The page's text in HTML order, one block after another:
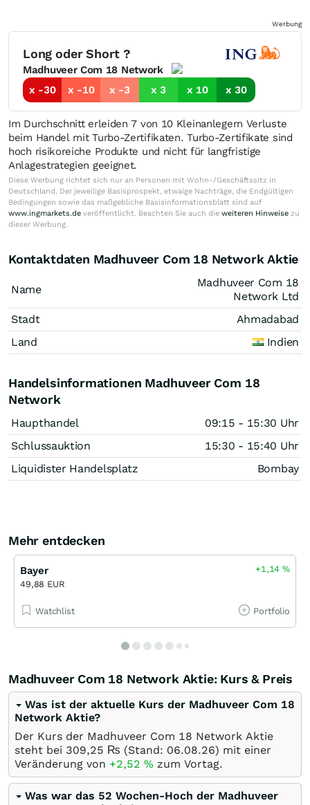
Werbung
Long oder Short ?
Madhuveer Com 18 Network
x -30
x -10 x -3 x 3 x 10 x 30
Im Durchschnitt erleiden 7 von 10 Kleinanlegern Verluste
beim Handel mit Turbo-Zertifikaten. Turbo-Zertifikate sind
hoch risikoreiche Produkte und nicht für langfristige
Anlagestrategien geeignet.
Diese Werbung richtet sich nur an Personen mit Wohn-/Geschäftssitz in
Deutschland. Der jeweilige Basisprospekt, etwaige Nachträge, die Endgültigen
Bedingungen sowie das maßgebliche Basisinformationsblatt sind auf
www.ingmarkets.de veröffentlicht. Beachten Sie auch die weiteren Hinweise zu
dieser Werbung.
Kontaktdaten Madhuveer Com 18 Network Aktie
Name
Madhuveer Com 18
Network Ltd
Stadt
Ahmadabad
Land
Indien
Handelsinformationen Madhuveer Com 18
Network
Haupthandel
09:15 - 15:30 Uhr
Schlussauktion
15:30 - 15:40 Uhr
Liquidister Handelsplatz
Bombay
Mehr entdecken
Bayer
49,88 EUR
+1,14%
Watchlist Portfolio
Madhuveer Com 18 Network Aktie: Kurs & Preis
Was ist der aktuelle Kurs der Madhuveer Com 18
Network Aktie?
Der Kurs der Madhuveer Com 18 Network Aktie
steht bei 309,25 ₨ (Stand: 06.08.26) mit einer
Veränderung von +2,52 % zum Vortag.
Was war das 52 Wochen-Hoch der Madhuveer